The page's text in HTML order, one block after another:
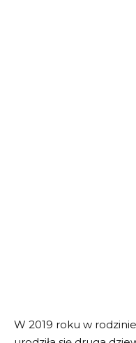
W 2019 roku w